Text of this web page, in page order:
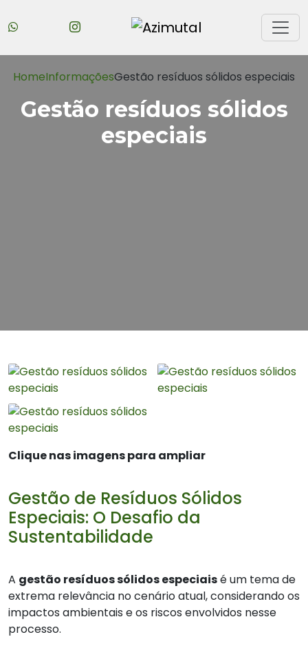
HomeInformaçõesGestão resíduos sólidos especiais
Gestão resíduos sólidos
especiais
Clique nas imagens para ampliar
Gestão de Resíduos Sólidos
Especiais: O Desafio da
Sustentabilidade
A gestão resíduos sólidos especiaisé um tema de
extrema relevância no cenário atual, considerando os
impactos ambientais e os riscos envolvidos nesse
processo.